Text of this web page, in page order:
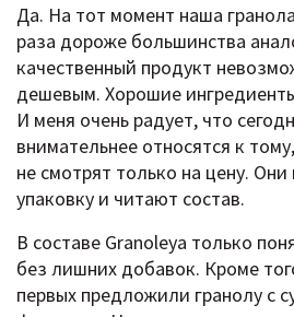
Да. На тот момент наша
раза дороже большинства
качественный продукт
дешевым. Хорошие
И меня очень радует, что
внимательнее относятся к
не смотрят только на цену.
упаковку и читают состав.
В составе Granoleya только
без лишних добавок. Кроме
первых предложили гранолу с